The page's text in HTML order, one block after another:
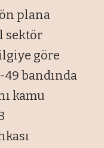
plana
sektör
göre
bandında
kamu